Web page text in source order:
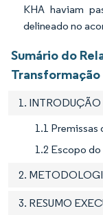
KHA haviam
delineado no
Sumário do
1. INTRODUÇÃO
1.1
1.2 Escopo
2.
3. RESUMO